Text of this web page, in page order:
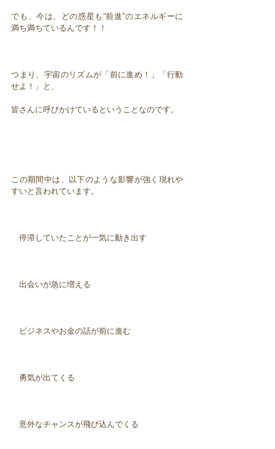
でも、今は、どの惑星も“前進”のエネルギーに
満ち満ちているんです！！
つまり、宇宙のリズムが「前に進め！」「行動
せよ！」と、
皆さんに呼びかけているということなのです。
この期間中は、以下のような影響が強く現れや
すいと言われています。
停滞していたことが一気に動き出す
出会いが急に増える
ビジネスやお金の話が前に進む
勇気が出てくる
意外なチャンスが飛び込んでくる